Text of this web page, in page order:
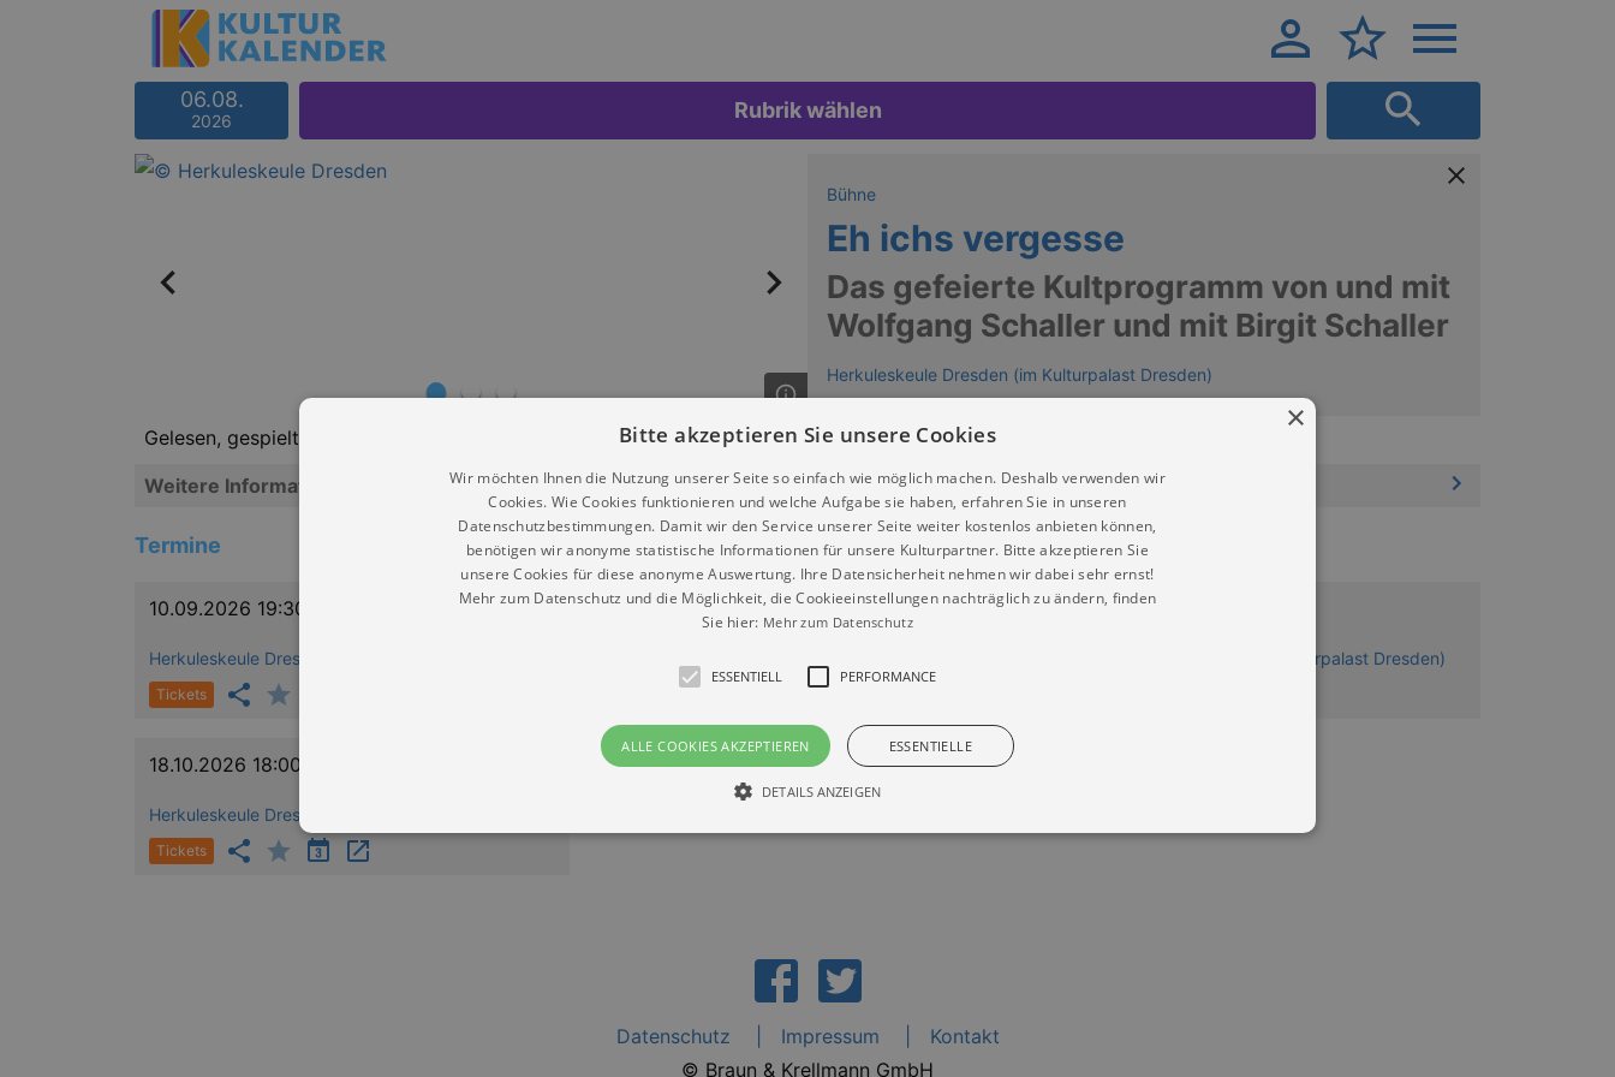
06.08.
2026 Rubrik wählen
Bühne
Eh ichs vergesse
Das gefeierte Kultprogramm von und mit
Wolfgang Schaller und mit Birgit Schaller
Herkuleskeule Dresden (im Kulturpalast Dresden)
Gelesen, gespielt, gesungen - mit Wolfgang Schaller und Birgit Schaller
Weitere Informationen
Termine
10.09.2026 19:30
Herkuleskeule Dresden (im Kulturpalast Dresden)
Tickets
13.09.2026 18:00 09.10.2026 19:30
Herkuleskeule Dresden (im Kulturpalast Dresden)
18.10.2026 18:00
Herkuleskeule Dresden (im Kulturpalast Dresden)
Tickets
Datenschutz Impressum
Kontakt
© Braun & Krellmann GmbH
×
Bitte akzeptieren Sie unsere Cookies
Wir möchten Ihnen die Nutzung unserer Seite so einfach wie möglich machen. Deshalb verwenden wir
Cookies. Wie Cookies funktionieren und welche Aufgabe sie haben, erfahren Sie in unseren
Datenschutzbestimmungen. Damit wir den Service unserer Seite weiter kostenlos anbieten können,
benötigen wir anonyme statistische Informationen für unsere Kulturpartner. Bitte akzeptieren Sie
unsere Cookies für diese anonyme Auswertung. Ihre Datensicherheit nehmen wir dabei sehr ernst!
Mehr zum Datenschutz und die Möglichkeit, die Cookieeinstellungen nachträglich zu ändern, finden
Sie hier: Mehr zum Datenschutz
ESSENTIELL PERFORMANCE
ALLE COOKIES AKZEPTIEREN ESSENTIELLE
DETAILS ANZEIGEN
29
hours
This cookie is used by Cookie-Script.com service to remember visitor cookie consent
preferences. It is necessary for Cookie-Script.com cookie banner to work properly.